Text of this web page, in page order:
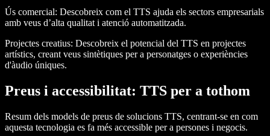
Ús comercial: Descobreix com el TTS ajuda els sectors empresarials
amb veus d’alta qualitat i atenció automatitzada.
Projectes creatius: Descobreix el potencial del TTS en projectes
artístics, creant veus sintètiques per a personatges o experiències
d'àudio úniques.
Preus i accessibilitat: TTS per a tothom
Resum dels models de preus de solucions TTS, centrant-se en com
aquesta tecnologia es fa més accessible per a persones i negocis.